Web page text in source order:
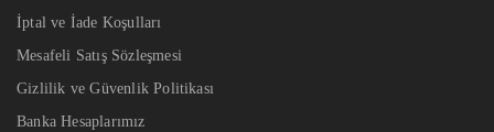
İptal ve İade Koşulları
Mesafeli Satış Sözleşmesi
Gizlilik ve Güvenlik Politikası
Banka Hesaplarımız